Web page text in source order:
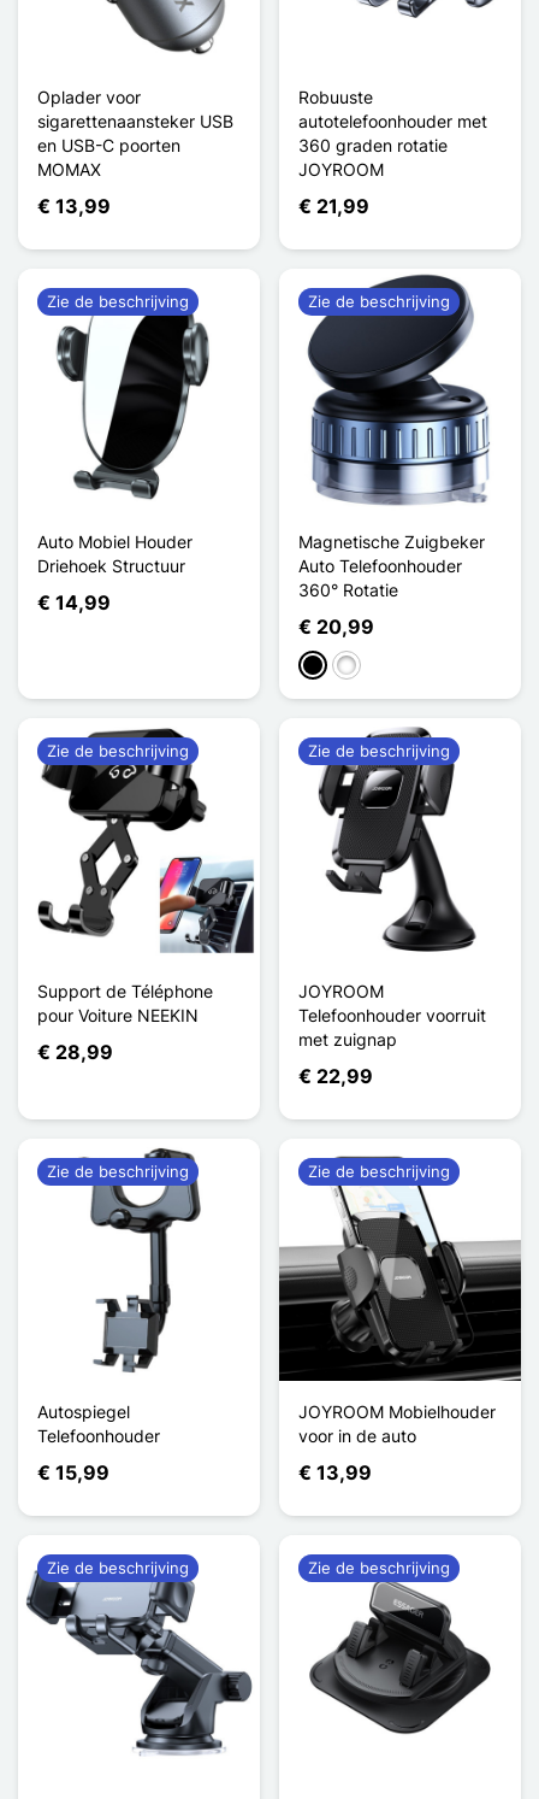
Oplader voor
sigarettenaansteker USB
en USB-C poorten
MOMAX
€ 13,99
Robuuste
autotelefoonhouder met
360 graden rotatie
JOYROOM
€ 21,99
Auto Mobiel Houder
Driehoek Structuur
€ 14,99
Zie de beschrijving
Magnetische Zuigbeker
Auto Telefoonhouder
360° Rotatie
€ 20,99
ZwartWit
Zie de beschrijving
Support de Téléphone
pour Voiture NEEKIN
€ 28,99
Zie de beschrijving
JOYROOM
Telefoonhouder voorruit
met zuignap
€ 22,99
Zie de beschrijving
Autospiegel
Telefoonhouder
€ 15,99
Zie de beschrijving
JOYROOM Mobielhouder
voor in de auto
€ 13,99
Zie de beschrijving
Zie de beschrijving Zie de beschrijving